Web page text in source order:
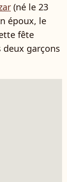
(né le 23
époux, le
fête
deux garçons